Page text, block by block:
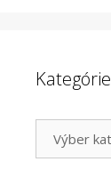
Kategórie